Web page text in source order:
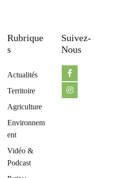
Rubrique
S
Actualités
Territoire
Agriculture
Environnem
ent
Vidéo &
Podcast
Suivez-
Nous